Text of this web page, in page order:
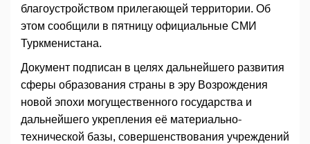
благоустройством прилегающей территории. Об
этом сообщили в пятницу официальные СМИ
Туркменистана.
Документ подписан в целях дальнейшего развития
сферы образования страны в эру Возрождения
новой эпохи могущественного государства и
дальнейшего укрепления её материально-
технической базы, совершенствования учреждений